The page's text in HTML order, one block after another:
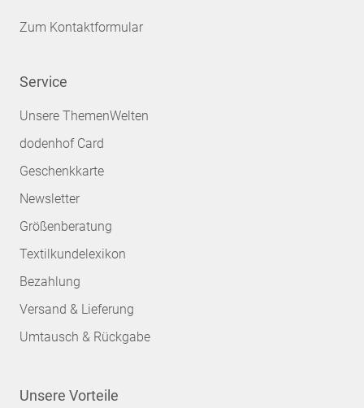
Zum Kontaktformular
Service
Unsere ThemenWelten
dodenhof Card
Geschenkkarte
Newsletter
Größenberatung
Textilkundelexikon
Bezahlung
Versand & Lieferung
Umtausch & Rückgabe
Unsere Vorteile